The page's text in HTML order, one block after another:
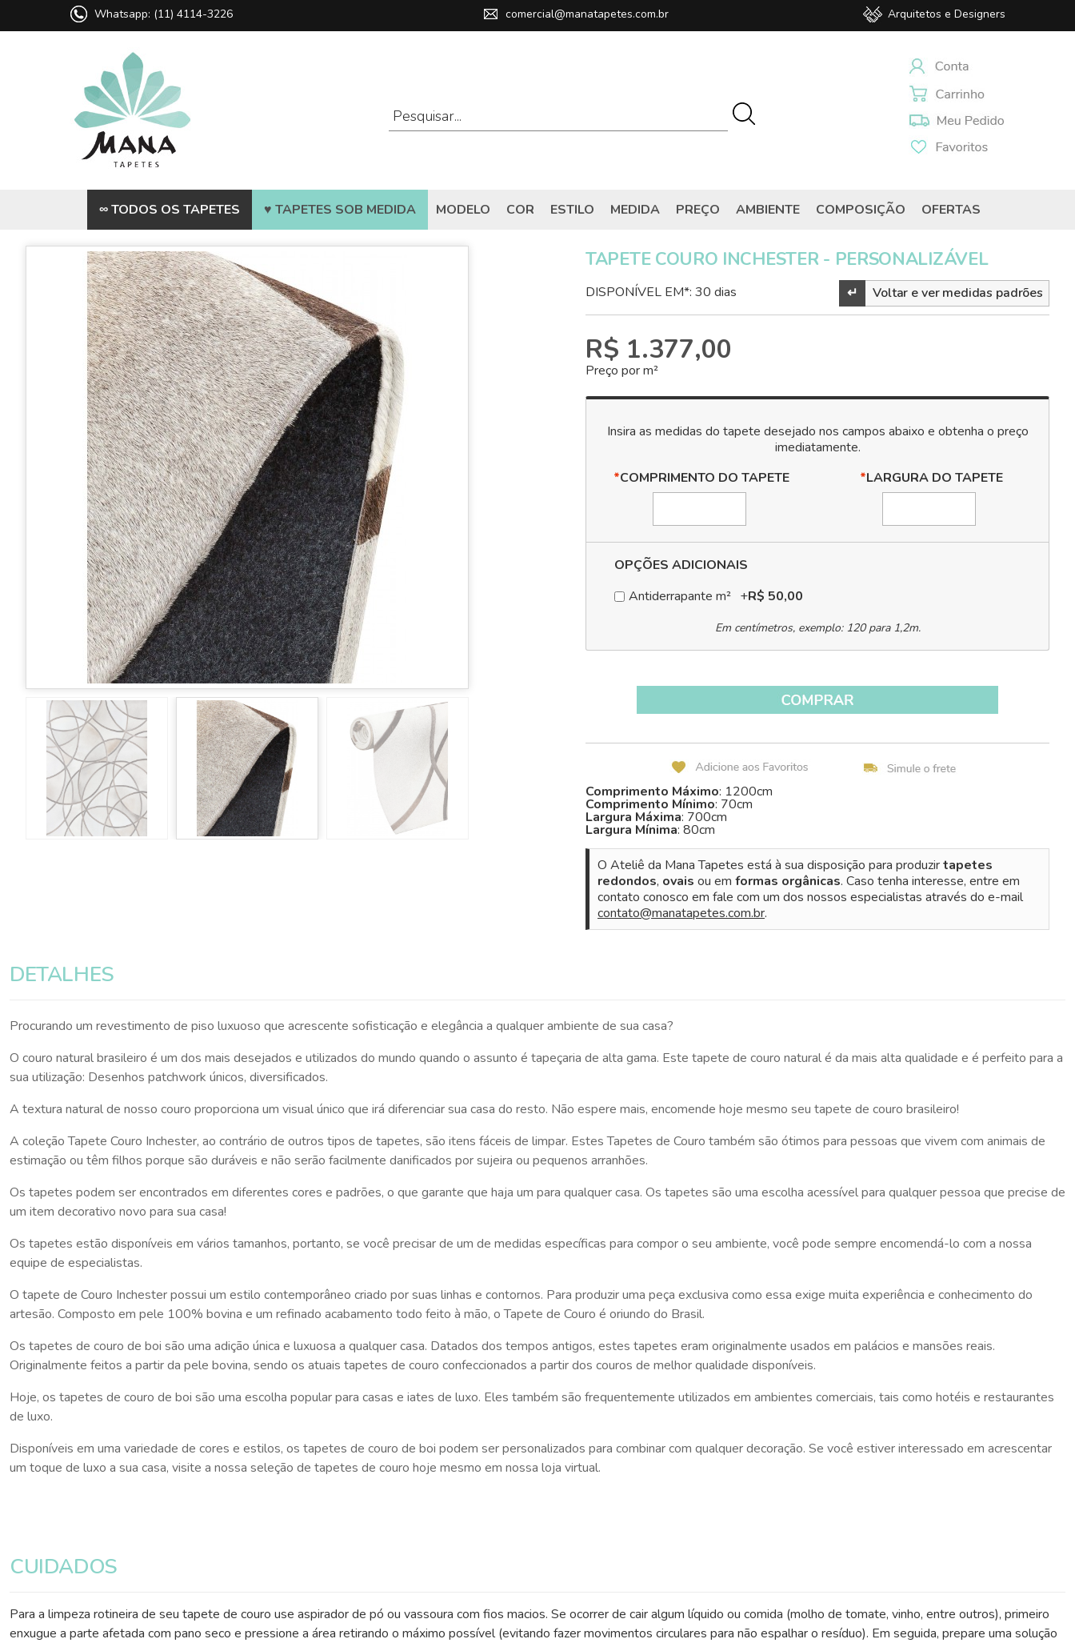
Whatsapp: (11) 4114-3226 comercial@manatapetes.com.br Arquitetos e Designers
∞ TODOS OS TAPETES ♥ TAPETES SOB MEDIDA MODELO COR ESTILO MEDIDA PREÇO AMBIENTE COMPOSIÇÃO OFERTAS
TAPETE COURO INCHESTER - PERSONALIZÁVEL
DISPONÍVEL EM*: 30 dias ↵ Voltar e ver medidas padrões
R$ 1.377,00
Preço por m²
*COMPRIMENTO DO TAPETE *LARGURA DO TAPETE
OPÇÕES ADICIONAIS
Antiderrapante m² +R$ 50,00
Comprimento Máximo: 1200cm
Comprimento Mínimo: 70cm
Largura Máxima: 700cm
Largura Mínima: 80cm
O Ateliê da Mana Tapetes está à sua disposição para produzirtapetes
redondos, ovais ou em formas orgânicas. Caso tenha interesse, entre em
contato conosco em fale com um dos nossos especialistas através do e-mail
contato@manatapetes.com.br.
DETALHES
Procurando um revestimento de piso luxuoso que acrescente sofisticação e elegância a qualquer ambiente de sua casa?
O couro natural brasileiro é um dos mais desejados e utilizados do mundo quando o assunto é tapeçaria de alta gama. Este tapete de couro natural é da mais alta qualidade e é perfeito para a
sua utilização: Desenhos patchwork únicos, diversificados.
A textura natural de nosso couro proporciona um visual único que irá diferenciar sua casa do resto. Não espere mais, encomende hoje mesmo seu tapete de couro brasileiro!
A coleção Tapete Couro Inchester, ao contrário de outros tipos de tapetes, são itens fáceis de limpar. Estes Tapetes de Couro também são ótimos para pessoas que vivem com animais de
estimação ou têm filhos porque são duráveis e não serão facilmente danificados por sujeira ou pequenos arranhões.
Os tapetes podem ser encontrados em diferentes cores e padrões, o que garante que haja um para qualquer casa. Os tapetes são uma escolha acessível para qualquer pessoa que precise de
um item decorativo novo para sua casa!
Os tapetes estão disponíveis em vários tamanhos, portanto, se você precisar de um de medidas específicas para compor o seu ambiente, você pode sempre encomendá-lo com a nossa
equipe de especialistas.
O tapete de Couro Inchester possui um estilo contemporâneo criado por suas linhas e contornos. Para produzir uma peça exclusiva como essa exige muita experiência e conhecimento do
artesão. Composto em pele 100% bovina e um refinado acabamento todo feito à mão, o Tapete de Couro é oriundo do Brasil.
Os tapetes de couro de boi são uma adição única e luxuosa a qualquer casa. Datados dos tempos antigos, estes tapetes eram originalmente usados em palácios e mansões reais.
Originalmente feitos a partir da pele bovina, sendo os atuais tapetes de couro confeccionados a partir dos couros de melhor qualidade disponíveis.
Hoje, os tapetes de couro de boi são uma escolha popular para casas e iates de luxo. Eles também são frequentemente utilizados em ambientes comerciais, tais como hotéis e restaurantes
de luxo.
Disponíveis em uma variedade de cores e estilos, os tapetes de couro de boi podem ser personalizados para combinar com qualquer decoração. Se você estiver interessado em acrescentar
um toque de luxo a sua casa, visite a nossa seleção de tapetes de couro hoje mesmo em nossa loja virtual.
CUIDADOS
Para a limpeza rotineira de seu tapete de couro use aspirador de pó ou vassoura com fios macios. Se ocorrer de cair algum líquido ou comida (molho de tomate, vinho, entre outros), primeiro
enxugue a parte afetada com pano seco e pressione a área retirando o máximo possível (evitando fazer movimentos circulares para não espalhar o resíduo). Em seguida, prepare uma solução